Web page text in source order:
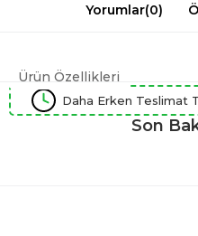
Yorumlar(0)
Ürün Özellikleri
Daha Erken Teslimat
Son